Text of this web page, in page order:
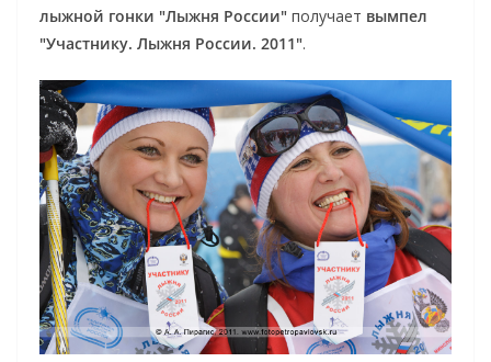
лыжной гонки "Лыжня России" получает вымпел
"Участнику. Лыжня России. 2011".